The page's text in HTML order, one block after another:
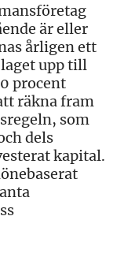
är eller
årligen ett
upp till
procent
räkna fram
som
dels
kapital.